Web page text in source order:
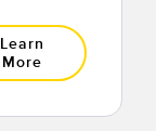
Learn
More